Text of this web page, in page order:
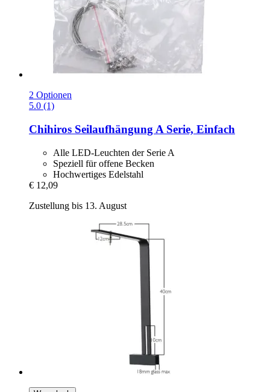
2 Optionen
5.0 (1)
Chihiros Seilaufhängung A Serie, Einfach
Alle LED-Leuchten der Serie A
Speziell für offene Becken
Hochwertiges Edelstahl
€ 12,09
Zustellung bis 13. August